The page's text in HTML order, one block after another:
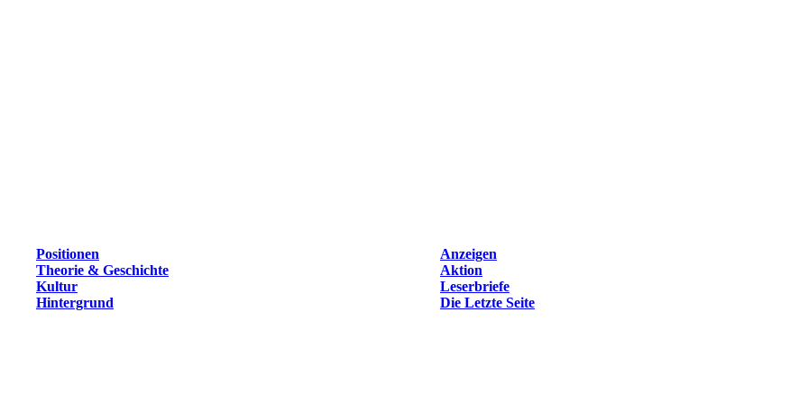
Positionen
Anzeigen
Theorie & Geschichte
Aktion
Kultur
Leserbriefe
Hintergrund Die Letzte Seite